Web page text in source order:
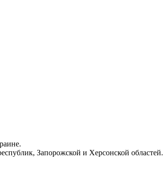
Запорожской и Херсонской областей.